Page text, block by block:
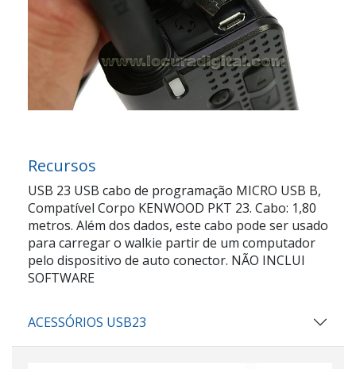
Recursos
USB 23 USB cabo de programação MICRO USB B,
Compatível Corpo KENWOOD PKT 23. Cabo: 1,80
metros. Além dos dados, este cabo pode ser usado
para carregar o walkie partir de um computador
pelo dispositivo de auto conector. NÃO INCLUI
SOFTWARE
ACESSÓRIOS USB23